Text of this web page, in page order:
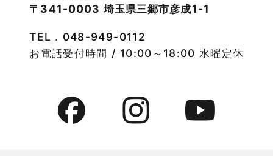
物件特集
竹ノ塚店-ブログ
貸倉庫・その他
2022年9月
2022年8月
2022年6月
〒341-0003 埼玉県三郷市彦成1-1
TEL． 048-949-0112
お電話受付時間 / 10:00～18:00 水曜定休